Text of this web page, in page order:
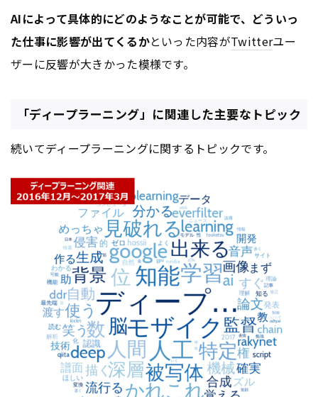
AIによって具体的にどのようなことが可能で、どういっ
た仕事に影響が出てくるかといった内容がTwitterユー
ザーに反響が大きかった模様です。
「ディープラーニング」に関連した主要なトピック
続いてディープラーニングに関するトピックです。